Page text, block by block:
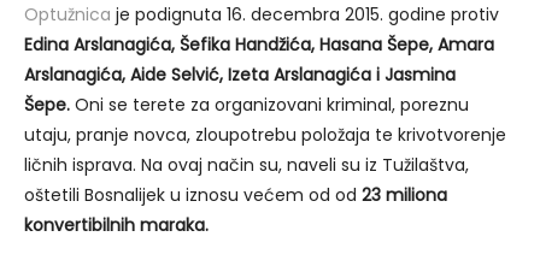
Optužnica je podignuta 16. decembra 2015. godine protiv
Edina Arslanagića, Šefika Handžića, Hasana Šepe, Amara
Arslanagića, Aide Selvić, Izeta Arslanagića i Jasmina
Šepe. Oni se terete za organizovani kriminal, poreznu
utaju, pranje novca, zloupotrebu položaja te krivotvorenje
ličnih isprava. Na ovaj način su, naveli su iz Tužilaštva,
oštetili Bosnalijek u iznosu većem od od 23 miliona
konvertibilnih maraka.